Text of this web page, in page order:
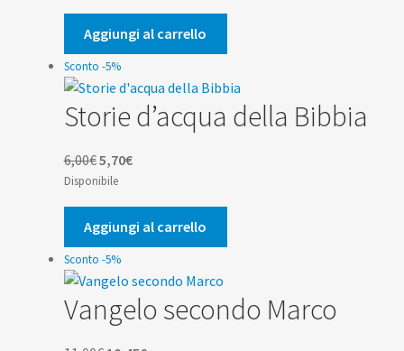
originale
era:
9,00€.
attuale
è:
8,55€.
Aggiungi al carrello
Sconto -5%
Storie d’acqua della Bibbia
6,00€ Il
prezzo
originale
era:
6,00€.
5,70€Il
attuale
è:
5,70€.
Disponibile
Aggiungi al carrello
Sconto -5%
Vangelo secondo Marco